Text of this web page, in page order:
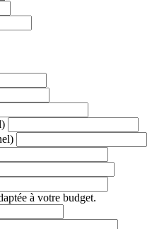
à votre budget.